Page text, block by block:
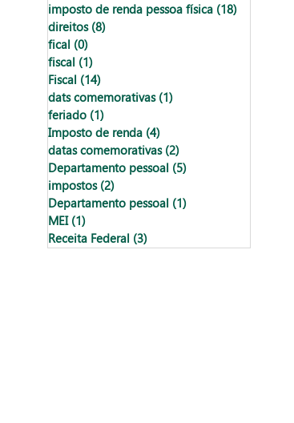
imposto de renda pessoa física (18)
direitos (8)
fical (0)
fiscal (1)
Fiscal (14)
dats comemorativas (1)
feriado (1)
Imposto de renda (4)
datas comemorativas (2)
Departamento pessoal (5)
impostos (2)
Departamento pessoal (1)
MEI (1)
Receita Federal (3)